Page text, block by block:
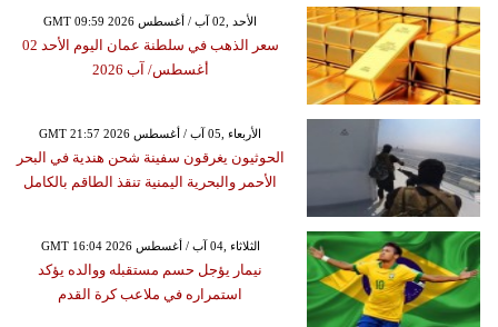
GMT 09:59 2026 الأحد ,02 آب / أغسطس
سعر الذهب في سلطنة عمان اليوم الأحد 02
أغسطس/ آب 2026
GMT 21:57 2026 الأربعاء ,05 آب / أغسطس
الحوثيون يغرقون سفينة شحن هندية في البحر
الأحمر والبحرية اليمنية تنقذ الطاقم بالكامل
GMT 16:04 2026 الثلاثاء ,04 آب / أغسطس
نيمار يؤجل حسم مستقبله ووالده يؤكد
استمراره في ملاعب كرة القدم